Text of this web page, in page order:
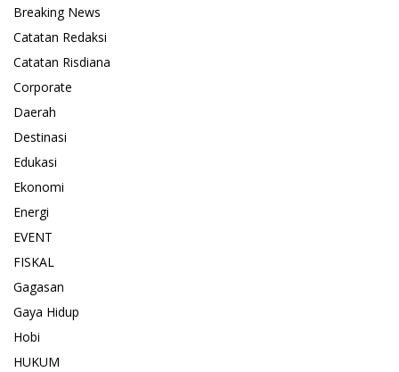
Breaking News
Catatan Redaksi
Catatan Risdiana
Corporate
Daerah
Destinasi
Edukasi
Ekonomi
Energi
EVENT
FISKAL
Gagasan
Gaya Hidup
Hobi
HUKUM